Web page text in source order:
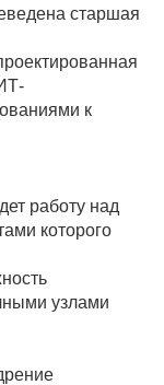
старшая
к
работу над
которого
узлами